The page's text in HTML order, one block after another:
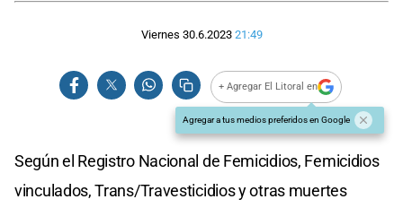
Viernes 30.6.2023 21:49
+ Agregar El Litoral en
Agregar a tus medios preferidos en Google
Según el Registro Nacional de Femicidios, Femicidios
vinculados, Trans/Travesticidios y otras muertes